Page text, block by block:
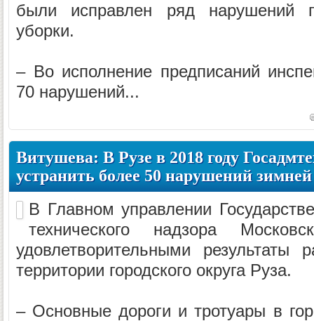
были исправлен ряд нарушений
уборки.
– Во исполнение предписаний
70 нарушений...
Витушева: В Рузе в 2018 году
устранить более 50 нарушений
В Главном управлении
технического надзора
удовлетворительными результаты
территории городского округа Руза.
– Основные дороги и тротуары в